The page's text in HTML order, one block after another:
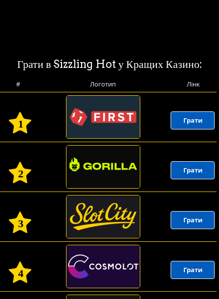
Грати в Sizzling Hot у Кращих Казино:
# Логотип Лінк
1 Грати
2 Грати
3 Грати
4 Грати